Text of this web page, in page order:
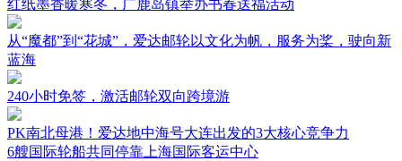
红纸墨香暖寒冬，广鹿岛镇举办书春送福活动
从“魔都”到“花城”，爱达邮轮以文化为帆，服务为桨，驶向新
蓝海
240小时免签，激活邮轮双向跨境游
PK南北母港！爱达地中海号大连出发的3大核心竞争力
6艘国际轮船共同停靠上海国际客运中心